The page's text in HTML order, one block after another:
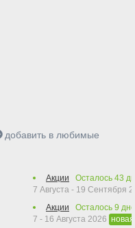
добавить в любимые
Акции Осталось 43
7 Августа - 19 Сентября
Акции
Осталось 9
7 - 16 Августа 2026 новая